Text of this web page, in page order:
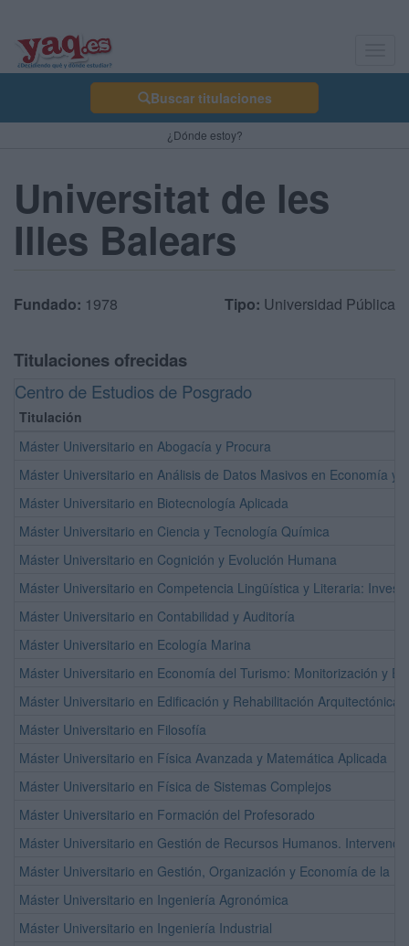
Buscar titulaciones
¿Dónde estoy?
Universitat de les
Illes Balears
Fundado: 1978 Tipo: Universidad Pública
Titulaciones ofrecidas
Centro de Estudios de Posgrado
Titulación
Máster Universitario en Abogacía y Procura
Máster Universitario en Análisis de Datos Masivos en Economía y
Máster Universitario en Biotecnología Aplicada
Máster Universitario en Ciencia y Tecnología Química
Máster Universitario en Cognición y Evolución Humana
Máster Universitario en Competencia Lingüística y Literaria:
Máster Universitario en Contabilidad y Auditoría
Máster Universitario en Ecología Marina
Máster Universitario en Economía del Turismo: Monitorización y
Máster Universitario en Edificación y Rehabilitación Arquitectónica
Máster Universitario en Filosofía
Máster Universitario en Física Avanzada y Matemática Aplicada
Máster Universitario en Física de Sistemas Complejos
Máster Universitario en Formación del Profesorado
Máster Universitario en Gestión de Recursos Humanos.
Máster Universitario en Gestión, Organización y Economía de la
Máster Universitario en Ingeniería Agronómica
Máster Universitario en Ingeniería Industrial